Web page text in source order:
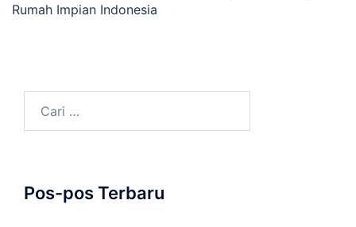
Rumah Impian Indonesia
untuk:
Pos-pos Terbaru